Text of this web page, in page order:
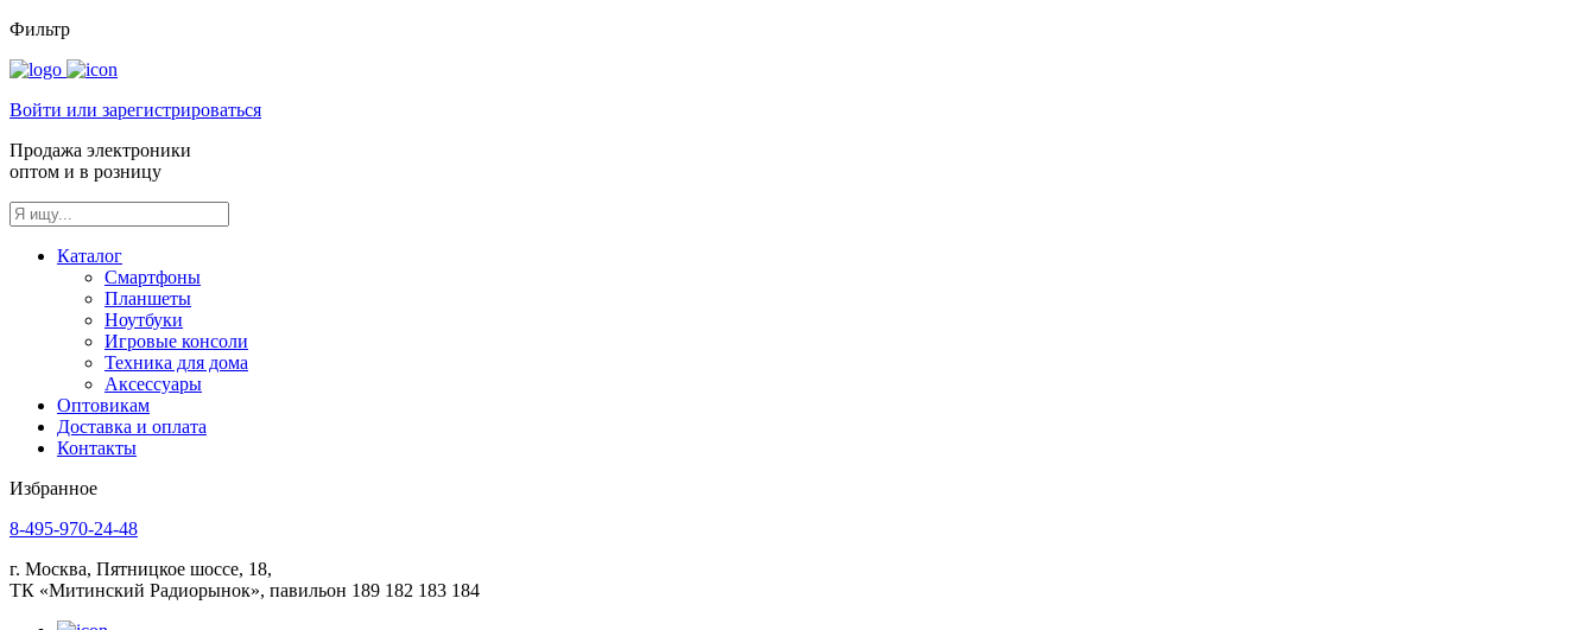
Фильтр
Войти или зарегистрироваться
Продажа электроники
оптом и в розницу
Каталог
Смартфоны
Планшеты
Ноутбуки
Игровые консоли
Техника для дома
Аксессуары
Оптовикам
Доставка и оплата
Контакты
Избранное
8-495-970-24-48
г. Москва, Пятницкое шоссе, 18,
ТК «Митинский Радиорынок», павильон 189 182 183 184